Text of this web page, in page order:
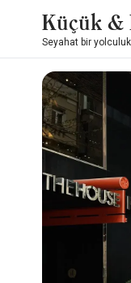
Küçük &
Seyahat bir